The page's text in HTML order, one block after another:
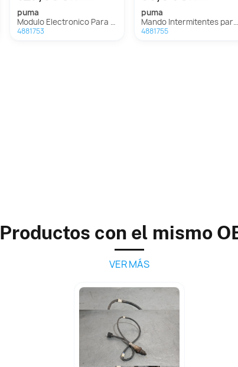
puma
Modulo Electronico Para Ford Puma
4881753
puma
Mando Intermitentes para Ford Puma
4881755
Productos con el mismo
VER MÁS